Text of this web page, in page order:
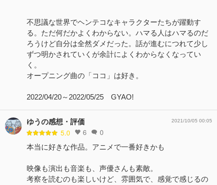
不思議な世界でヘンテコなキャラクターたちが躍動す
る。ただ何だかよくわからない。ハマる人はハマるのだ
ろうけど自分は全然ダメだった。話が進むにつれて少し
ずつ明かされていくが余計によくわからなくなってい
く。
オープニング曲の「ココ」は好き。
2022/04/20～2022/05/25 GYAO!
ゆうの感想・評価
5.0 6 0
2021/10/05 00:05
本当に好きな作品。アニメで一番好きかも
映像も演出も音楽も、声優さんも素敵。
考察を読むのも楽しいけど、雰囲気で、感覚で感じるの